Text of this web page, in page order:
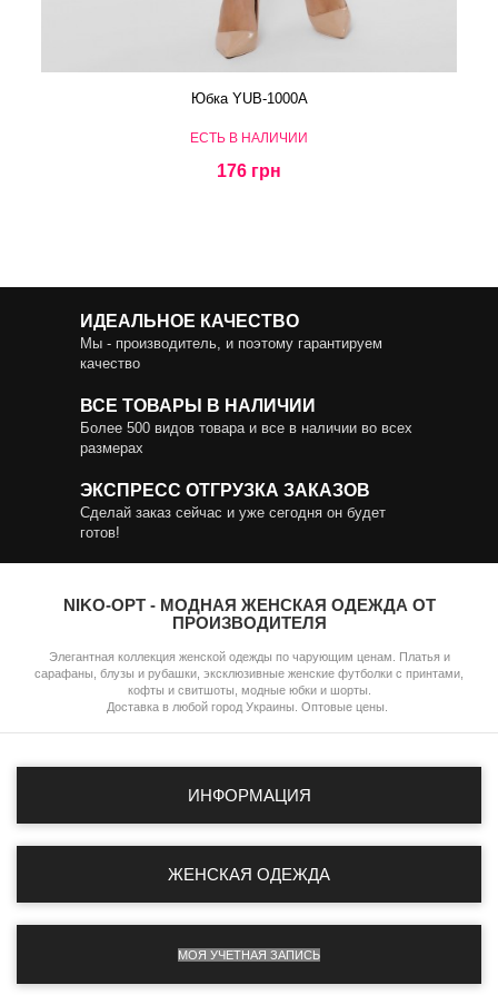
Юбка YUB-1000A
ЕСТЬ В НАЛИЧИИ
176 грн
ИДЕАЛЬНОЕ КАЧЕСТВО
Мы - производитель, и поэтому гарантируем
качество
ВСЕ ТОВАРЫ В НАЛИЧИИ
Более 500 видов товара и все в наличии во всех
размерах
ЭКСПРЕСС ОТГРУЗКА ЗАКАЗОВ
Сделай заказ сейчас и уже сегодня он будет
готов!
NIKO-OPT - МОДНАЯ ЖЕНСКАЯ ОДЕЖДА ОТ
ПРОИЗВОДИТЕЛЯ
Элегантная коллекция женской одежды по чарующим ценам. Платья и
сарафаны, блузы и рубашки, эксклюзивные женские футболки с принтами,
кофты и свитшоты, модные юбки и шорты.
Доставка в любой город Украины. Оптовые цены.
ИНФОРМАЦИЯ
ЖЕНСКАЯ ОДЕЖДА
МОЯ УЧЕТНАЯ ЗАПИСЬ